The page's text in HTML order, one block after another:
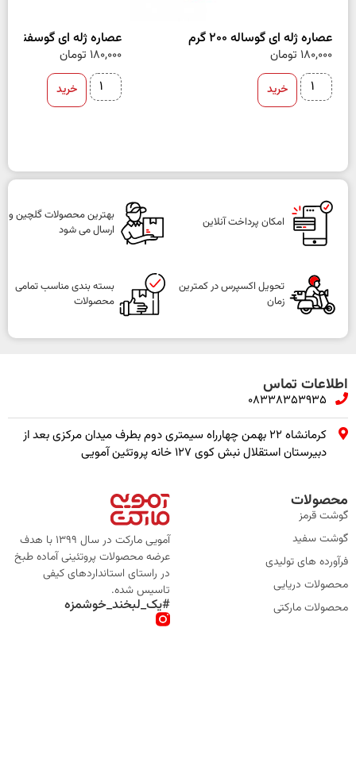
عصاره ژله ای گوساله 200 گرم
180,000 تومان
خرید
عصاره ژله ای گوسفند 200 گرم
180,000 تومان
خرید
امکان پرداخت آنلاین
بهترین محصولات گلچین و
ارسال می شود
تحویل اکسپرس در کمترین
زمان
بسته بندی مناسب تمامی
محصولات
اطلاعات تماس
08338353935
کرمانشاه ۲۲ بهمن چهارراه سیمتری دوم بطرف میدان مرکزی بعد از
دبیرستان استقلال نبش کوی ۱۲۷ خانه پروتئین آمویی
محصولات
گوشت قرمز
گوشت سفید
فرآورده های تولیدی
محصولات دریایی
محصولات مارکتی
آمویی مارکت در سال 1399 با هدف
عرضه محصولات پروتئینی آماده طبخ
در راستای استانداردهای کیفی
تاسیس شده.
#یک_لبخند_خوشمزه